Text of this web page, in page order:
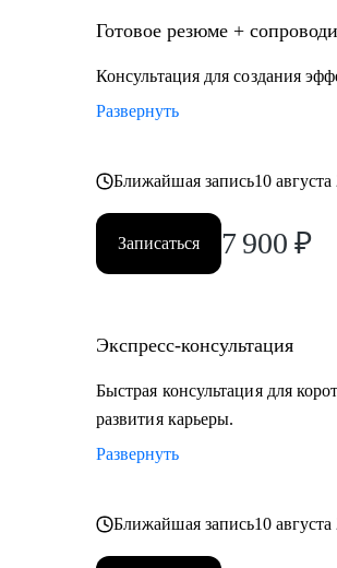
Готовое резюме +
Консультация для создания
Развернуть
Ближайшая запись10
Записаться 7 900 ₽
Экспресс-консультация
Быстрая консультация для
развития карьеры.
Развернуть
Ближайшая запись10